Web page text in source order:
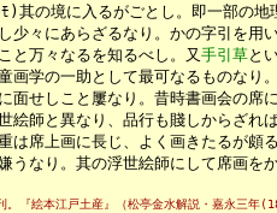
境に入るがごとし。即一部の地理
あらざるなり。かの字引を用い
々なるを知るべし。又手引草と
の一助として最可なるものなり
こと屢なり。昔時書画会の席に
異なり、品行も賤しからざれば
画に長じ、よく画きたるが頗る
。其の浮世絵師にして席画をか
絵本江戸土産』（松亭金水解説・嘉永三年